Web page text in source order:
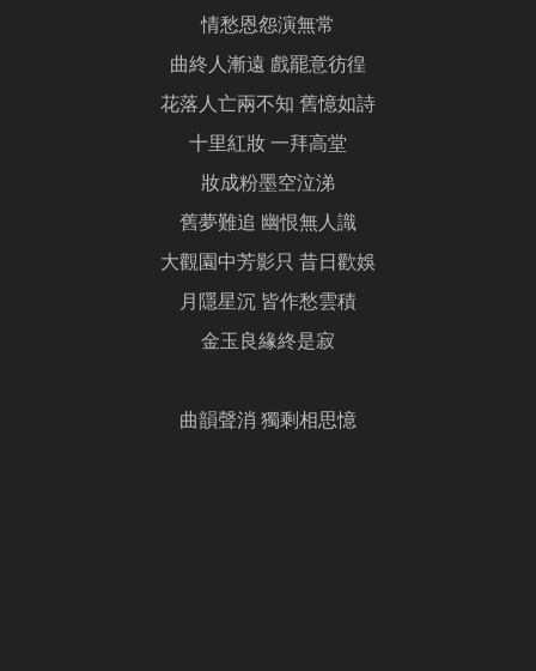
情愁恩怨演無常
曲終人漸遠 戲罷意彷徨
花落人亡兩不知 舊憶如詩
十里紅妝 一拜高堂
妝成粉墨空泣涕
舊夢難追 幽恨無人識
大觀園中芳影只 昔日歡娛
月隱星沉 皆作愁雲積
金玉良緣終是寂
曲韻聲消 獨剩相思憶